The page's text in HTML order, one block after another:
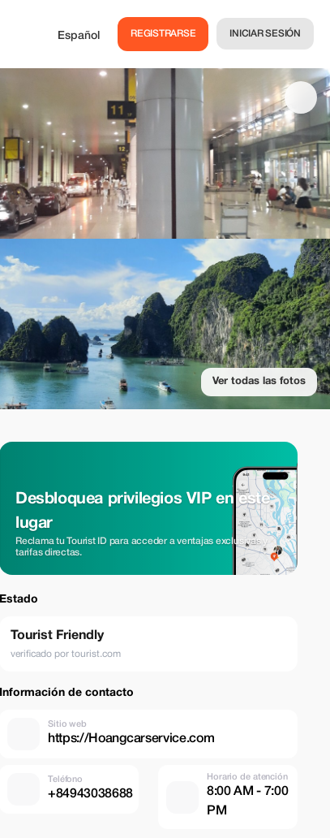
Español REGISTRARSE INICIAR SESIÓN
Ver todas las fotos
Desbloquea privilegios VIP en este
lugar
Reclama tu Tourist ID para acceder a ventajas exclusivas y
tarifas directas.
Estado
Tourist Friendly
verificado por tourist.com
Información de contacto
Sitio web
https://Hoangcarservice.com
Teléfono
+84943038688
Horario de atención
8:00 AM - 7:00
PM